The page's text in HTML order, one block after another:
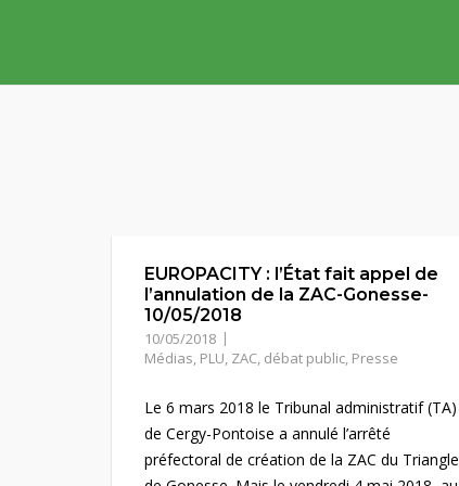
EUROPACITY : l’État fait appel de
l’annulation de la ZAC-Gonesse-
10/05/2018
10/05/2018
Médias, PLU, ZAC, débat public, Presse
Le 6 mars 2018 le Tribunal administratif (TA)
de Cergy-Pontoise a annulé l’arrêté
préfectoral de création de la ZAC du Triangle